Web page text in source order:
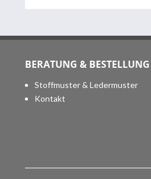
BERATUNG & BESTELLUNG
Stoffmuster & Ledermuster
Kontakt